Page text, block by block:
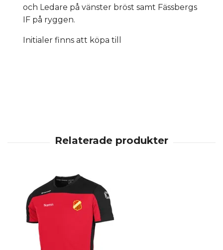
och Ledare på vänster bröst samt Fässbergs
IF på ryggen.
Initialer finns att köpa till